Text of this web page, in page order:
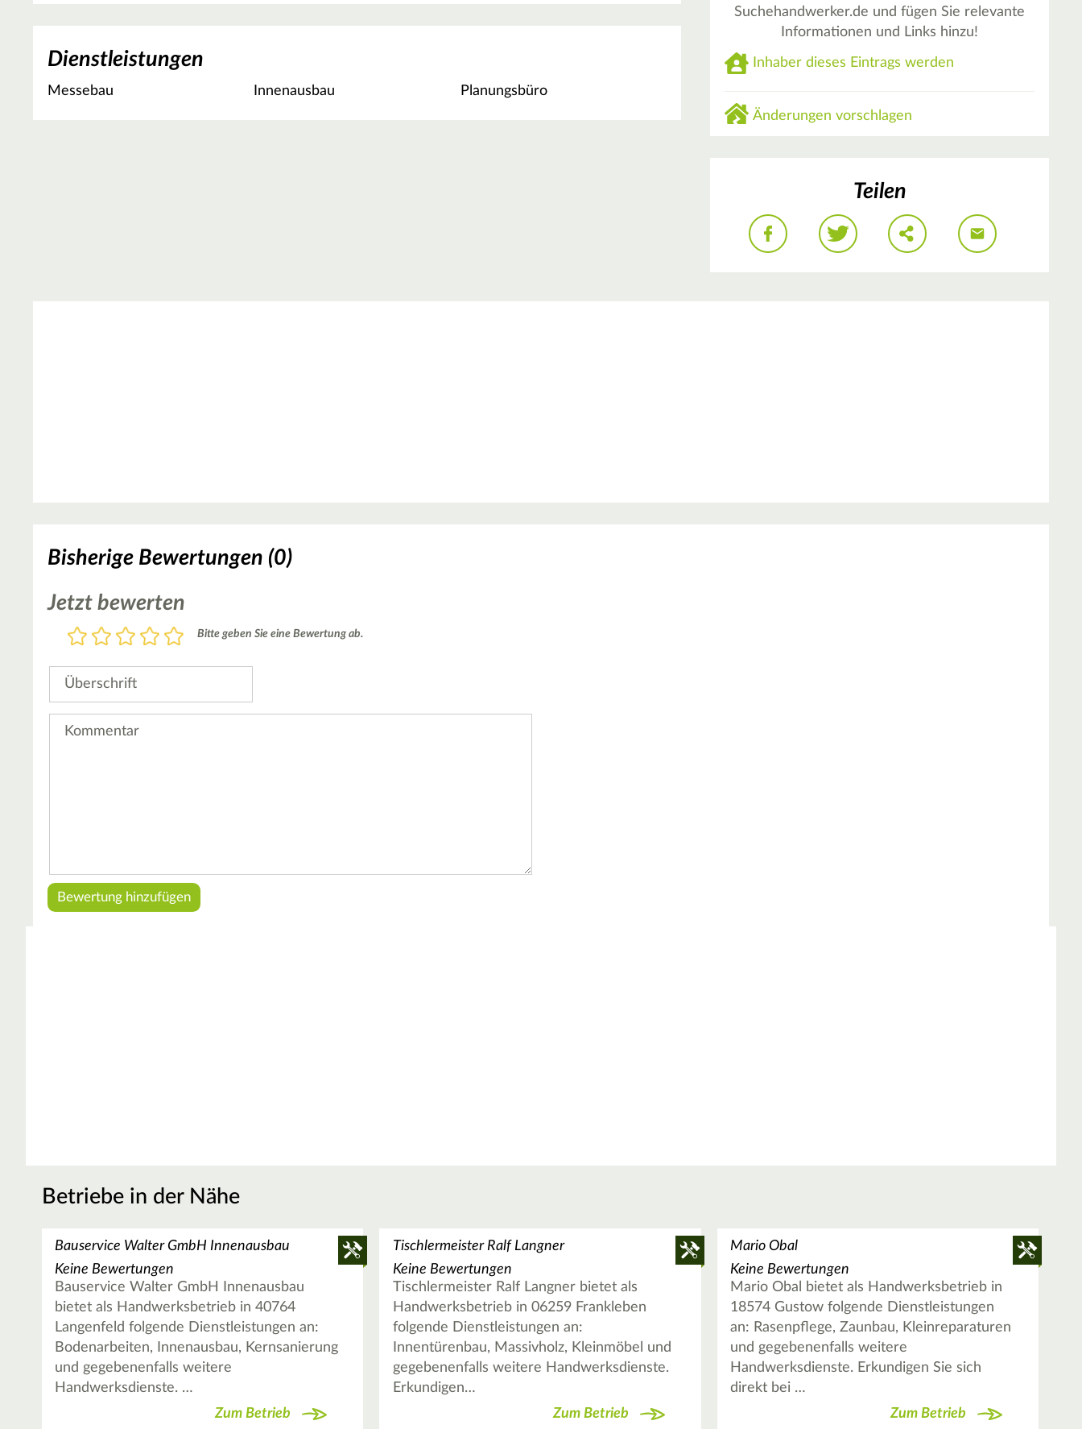
Dienstleistungen
Messebau Innenausbau Planungsbüro
Suchehandwerker.de und fügen Sie relevante
Informationen und Links hinzu!
Inhaber dieses Eintrags werden
Änderungen vorschlagen
Teilen
Bisherige Bewertungen (0)
Jetzt bewerten
Bewertung
5
4
3
2
1
Bitte geben Sie eine Bewertung ab.
Überschrift
Betriebe in der Nähe
Bauservice Walter GmbH Innenausbau
Keine Bewertungen
Bauservice Walter GmbH Innenausbau
bietet als Handwerksbetrieb in 40764
Langenfeld folgende Dienstleistungen an:
Bodenarbeiten, Innenausbau, Kernsanierung
und gegebenenfalls weitere
Handwerksdienste. …
Zum Betrieb
Tischlermeister Ralf Langner
Keine Bewertungen
Tischlermeister Ralf Langner bietet als
Handwerksbetrieb in 06259 Frankleben
folgende Dienstleistungen an:
Innentürenbau, Massivholz, Kleinmöbel und
gegebenenfalls weitere Handwerksdienste.
Erkundigen…
Zum Betrieb
Mario Obal
Keine Bewertungen
Mario Obal bietet als Handwerksbetrieb in
18574 Gustow folgende Dienstleistungen
an: Rasenpflege, Zaunbau, Kleinreparaturen
und gegebenenfalls weitere
Handwerksdienste. Erkundigen Sie sich
direkt bei …
Zum Betrieb